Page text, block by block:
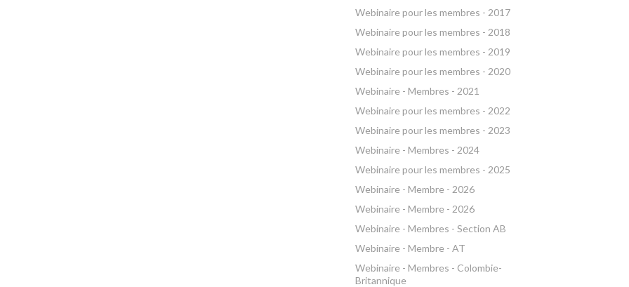
Webinaire pour les membres - 2017
Webinaire pour les membres - 2018
Webinaire pour les membres - 2019
Webinaire pour les membres - 2020
Webinaire - Membres - 2021
Webinaire pour les membres - 2022
Webinaire pour les membres - 2023
Webinaire - Membres - 2024
Webinaire pour les membres - 2025
Webinaire - Membre - 2026
Webinaire - Membre - 2026
Webinaire - Membres - Section AB
Webinaire - Membre - AT
Webinaire - Membres - Colombie-
Britannique